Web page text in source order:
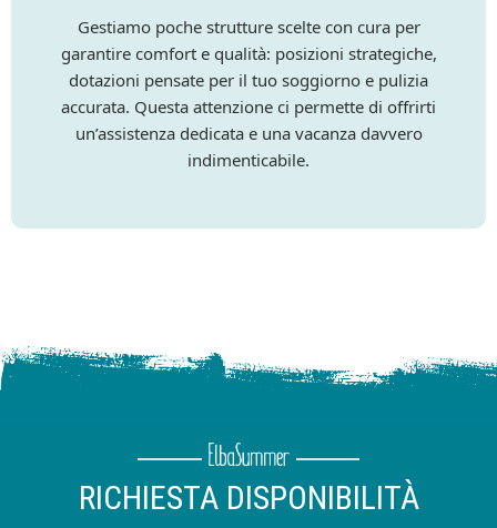
Gestiamo poche strutture scelte con cura per
garantire comfort e qualità: posizioni strategiche,
dotazioni pensate per il tuo soggiorno e pulizia
accurata. Questa attenzione ci permette di offrirti
un’assistenza dedicata e una vacanza davvero
indimenticabile.
RICHIESTA DISPONIBILITÀ